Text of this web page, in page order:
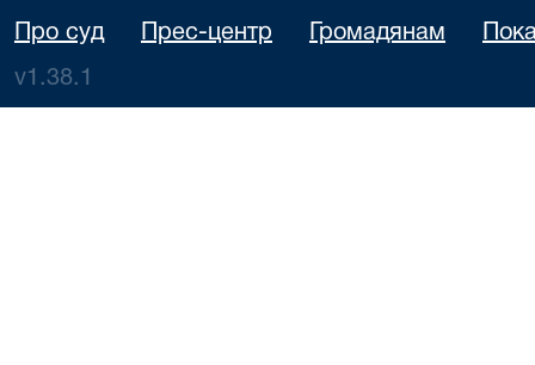
Про суд Прес-центр Громадянам
v1.38.1